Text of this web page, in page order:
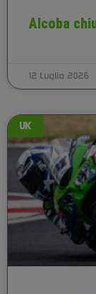
Alcoba
12 Luglio 2026
UK